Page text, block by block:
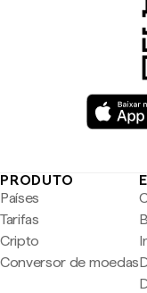
PRODUTO
Países
Tarifas
Cripto
Conversor de moedas